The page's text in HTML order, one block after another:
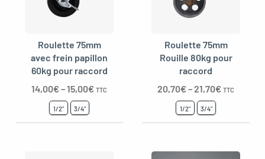
Roulette 75mm
avec frein papillon
60kg pour raccord
14,00€–15,00€ TTC
1/2" 3/4"
Roulette 75mm
Rouille 80kg pour
raccord
20,70€–21,70€ TTC
1/2" 3/4"